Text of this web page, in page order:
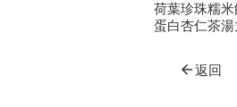
荷葉珍珠糯米
蛋白杏仁茶湯
arrow_back返回